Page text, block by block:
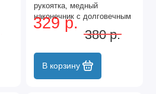
рукоятка, медный
наконечник с долговечным
защитным покрытием, 220
В, 40 W Matrix
329 р.
380 р.
В корзину